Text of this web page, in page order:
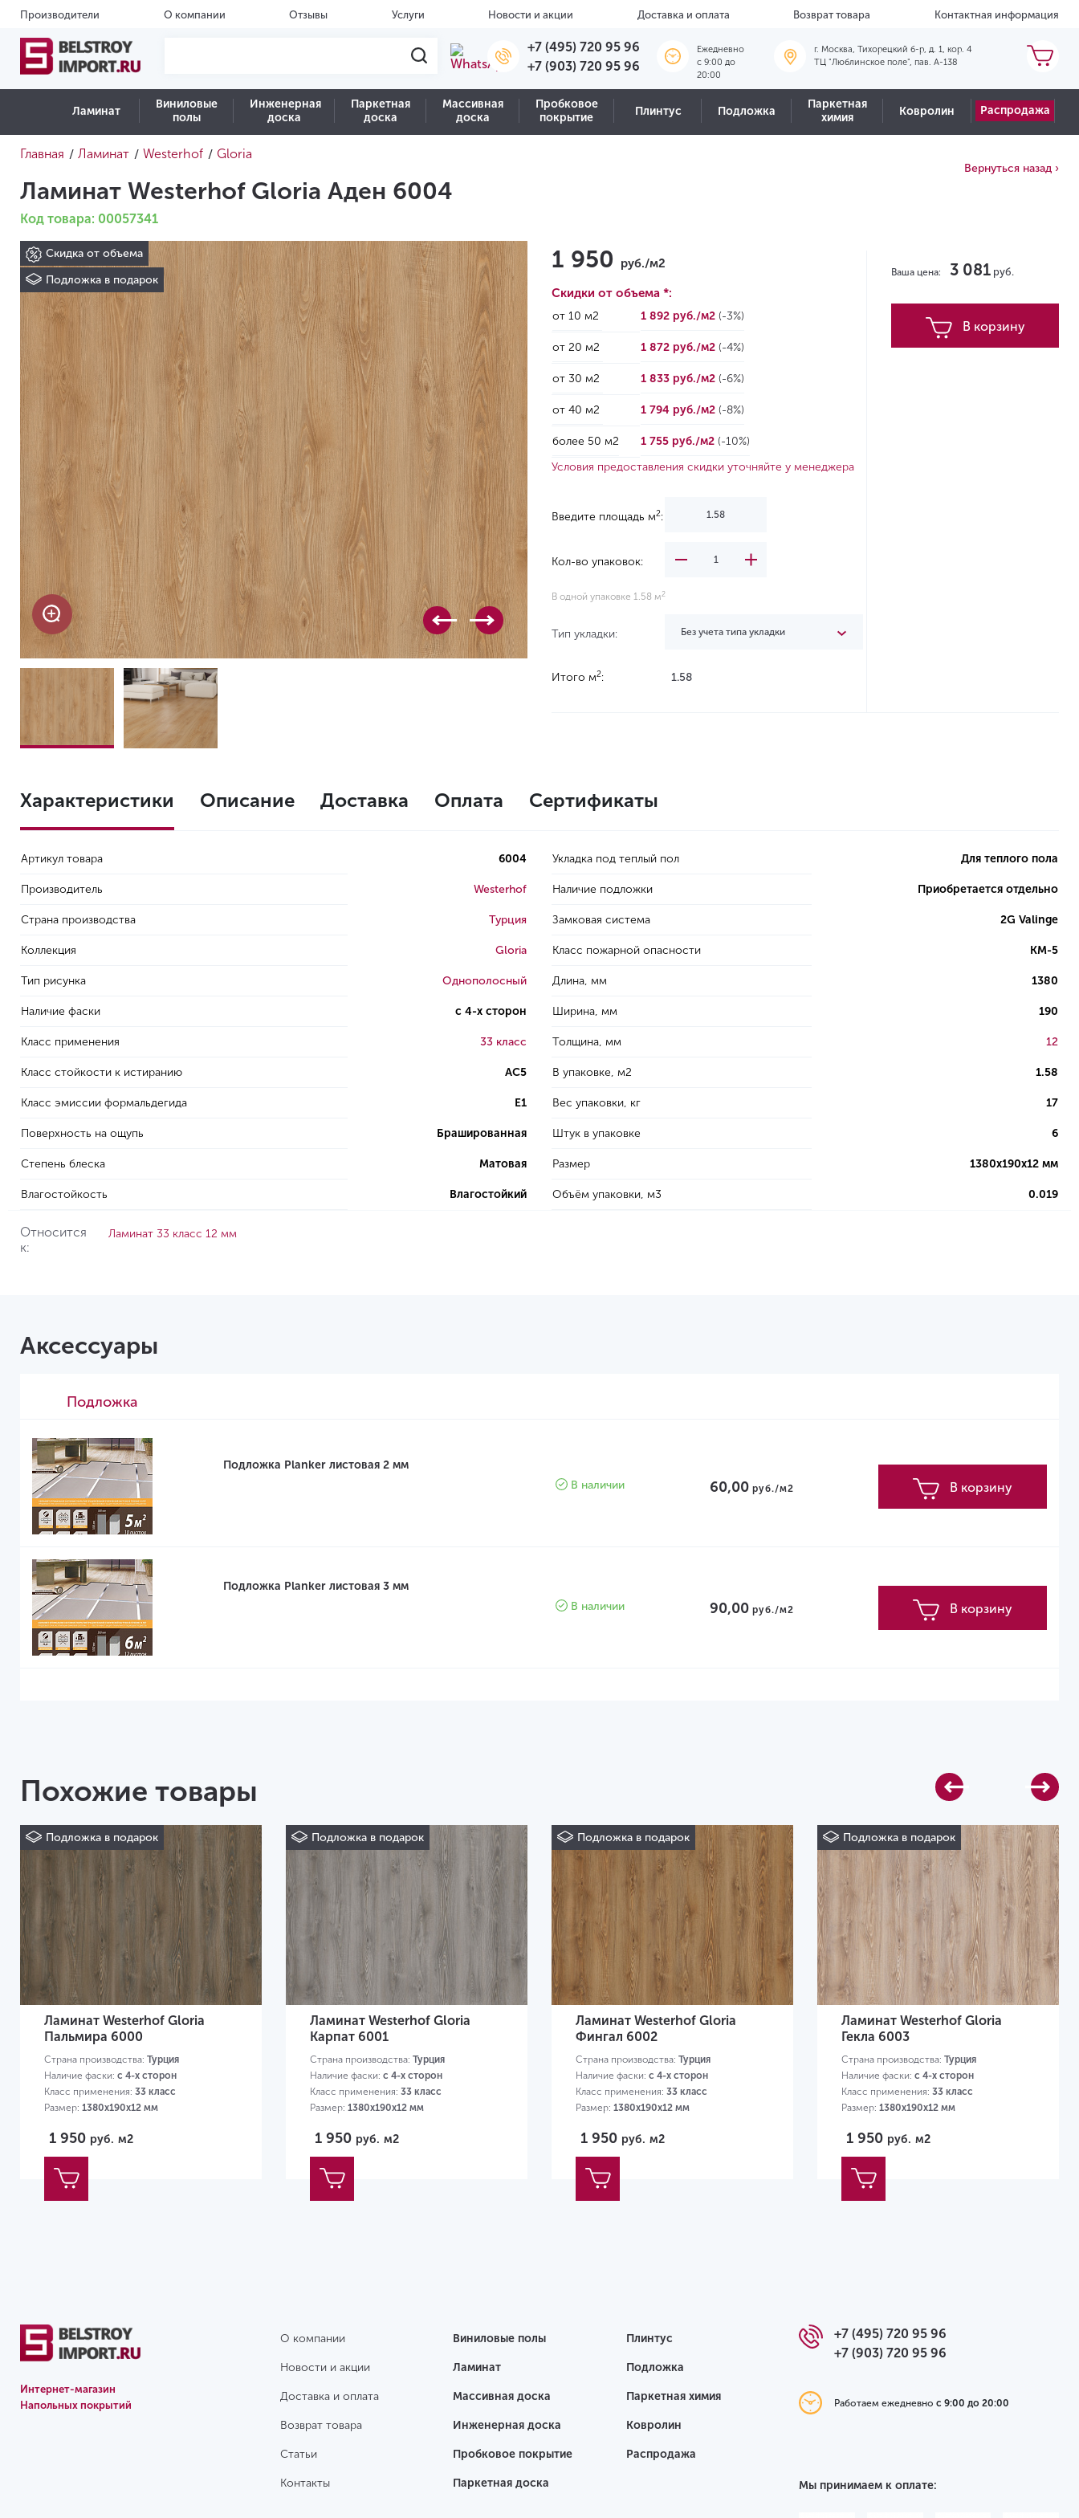
Производители О компании Отзывы Услуги Новости и акции Доставка и оплата Возврат товара Контактная информация
+7 (495) 720 95 96
+7 (903) 720 95 96
Ежедневно
c 9:00 до
20:00
г. Москва, Тихорецкий б-р, д. 1, кор. 4
ТЦ "Люблинское поле", пав. А-138
Ламинат
Виниловые
полы
Инженерная
доска
Паркетная
доска
Массивная
доска
Пробковое
покрытие
Плинтус Подложка
Паркетная
химия
Ковролин Распродажа
Главная / Ламинат / Westerhof / Gloria
Ламинат Westerhof Gloria Аден 6004
Код товара: 00057341
Скидка от объема
Подложка в подарок
Вернуться назад ›
1 950 руб./м2
Скидки от объема *:
от 10 м2 1 892 руб./м2 (-3%)
от 20 м2 1 872 руб./м2 (-4%)
от 30 м2 1 833 руб./м2 (-6%)
от 40 м2 1 794 руб./м2 (-8%)
более 50 м2 1 755 руб./м2 (-10%)
Условия предоставления скидки уточняйте у менеджера
Введите площадь м2:
Кол-во упаковок:
В одной упаковке 1.58 м 2
Тип укладки: Без учета типа укладки
Итого м2: 1.58
Ваша цена: 3 081 руб.
В корзину
Характеристики Описание Доставка Оплата Сертификаты
Артикул товара 6004
Производитель Westerhof
Страна производства Турция
Коллекция Gloria
Тип рисунка Однополосный
Наличие фаски с 4-х сторон
Класс применения 33 класс
Класс стойкости к истиранию AC5
Класс эмиссии формальдегида E1
Поверхность на ощупь Брашированная
Степень блеска Матовая
Влагостойкость Влагостойкий
Укладка под теплый пол Для теплого пола
Наличие подложки Приобретается отдельно
Замковая система 2G Valinge
Класс пожарной опасности КМ-5
Длина, мм 1380
Ширина, мм 190
Толщина, мм 12
В упаковке, м2 1.58
Вес упаковки, кг 17
Штук в упаковке 6
Размер 1380х190х12 мм
Объём упаковки, м3 0.019
Относится
к:
Ламинат 33 класс 12 мм
Аксессуары
Подложка
Подложка Planker листовая 2 мм
В наличии
60,00руб./м2 В корзину
Подложка Planker листовая 3 мм
В наличии
90,00руб./м2 В корзину
Похожие товары
Подложка в подарок
Ламинат Westerhof Gloria
Пальмира 6000
Страна производства: Турция
Наличие фаски: с 4-х сторон
Класс применения: 33 класс
Размер: 1380х190х12 мм
1 950 руб. м2
Подложка в подарок
Ламинат Westerhof Gloria
Карпат 6001
Страна производства: Турция
Наличие фаски: с 4-х сторон
Класс применения: 33 класс
Размер: 1380х190х12 мм
1 950 руб. м2
Подложка в подарок
Ламинат Westerhof Gloria
Фингал 6002
Страна производства: Турция
Наличие фаски: с 4-х сторон
Класс применения: 33 класс
Размер: 1380х190х12 мм
1 950 руб. м2
Подложка в подарок
Ламинат Westerhof Gloria
Гекла 6003
Страна производства: Турция
Наличие фаски: с 4-х сторон
Класс применения: 33 класс
Размер: 1380х190х12 мм
1 950 руб. м2
Интернет-магазин
Напольных покрытий
О компании
Новости и акции
Доставка и оплата
Возврат товара
Статьи
Контакты
Виниловые полы
Ламинат
Массивная доска
Инженерная доска
Пробковое покрытие
Паркетная доска
Плинтус
Подложка
Паркетная химия
Ковролин
Распродажа
+7 (495) 720 95 96
+7 (903) 720 95 96
Работаем ежедневнос 9:00 до 20:00
Мы принимаем к оплате: